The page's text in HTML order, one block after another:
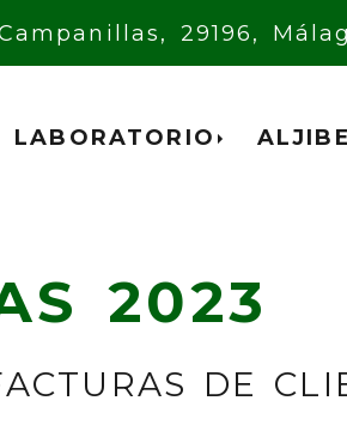
29196,
LABORATORIO
2023
DE